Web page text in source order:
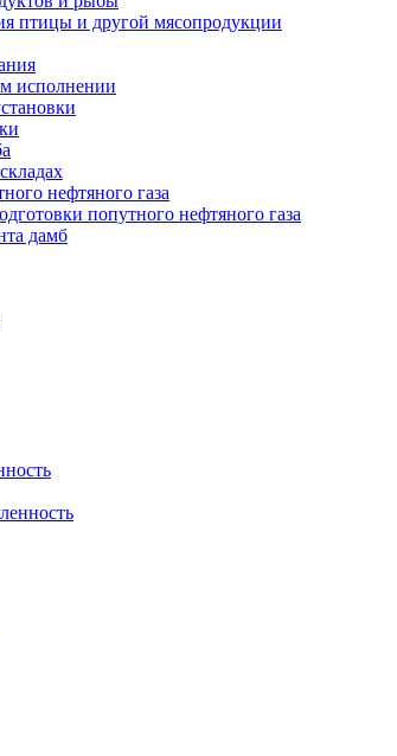
птицы и другой мясопродукции
исполнении
нефтяного газа
попутного нефтяного газа
дамб